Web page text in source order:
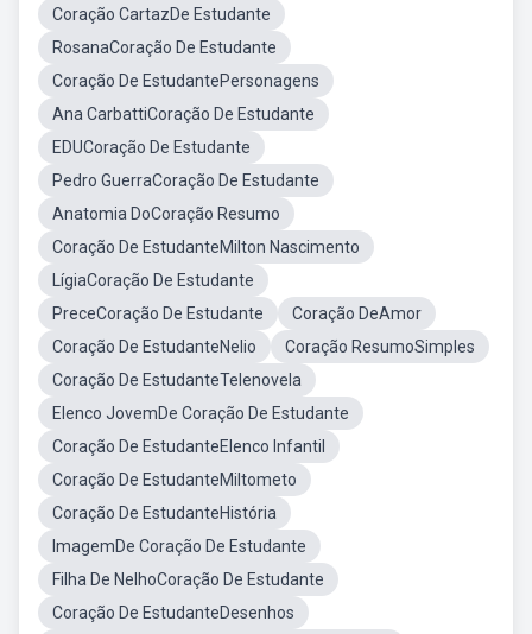
Coração CartazDe Estudante
RosanaCoração De Estudante
Coração De EstudantePersonagens
Ana CarbattiCoração De Estudante
EDUCoração De Estudante
Pedro GuerraCoração De Estudante
Anatomia DoCoração Resumo
Coração De EstudanteMilton Nascimento
LígiaCoração De Estudante
PreceCoração De Estudante
Coração DeAmor
Coração De EstudanteNelio
Coração ResumoSimples
Coração De EstudanteTelenovela
Elenco JovemDe Coração De Estudante
Coração De EstudanteElenco Infantil
Coração De EstudanteMiltometo
Coração De EstudanteHistória
ImagemDe Coração De Estudante
Filha De NelhoCoração De Estudante
Coração De EstudanteDesenhos